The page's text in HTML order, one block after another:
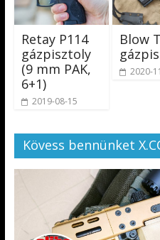
Retay P114
gázpisztoly
(9 mm PAK,
6+1)
2019-08-15
Blow
2020-
Kövess bennünket